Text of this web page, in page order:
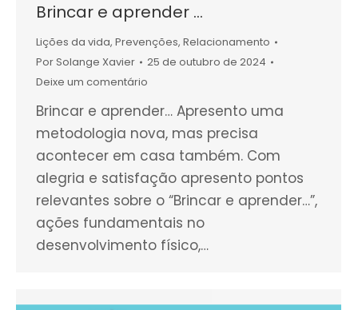
Brincar e aprender …
Lições da vida, Prevenções, Relacionamento
PorSolange Xavier
25 de outubro de 2024
Deixe um comentário
Brincar e aprender… Apresento uma
metodologia nova, mas precisa
acontecer em casa também. Com
alegria e satisfação apresento pontos
relevantes sobre o “Brincar e aprender…”,
ações fundamentais no
desenvolvimento físico,…